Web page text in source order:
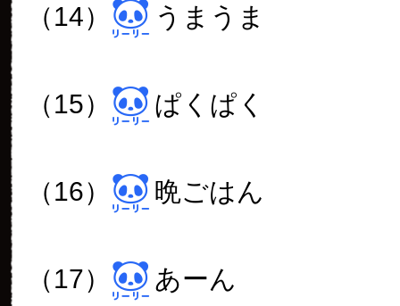
（14） うまうま
（15） ぱくぱく
（16） 晩ごはん
（17） あーん